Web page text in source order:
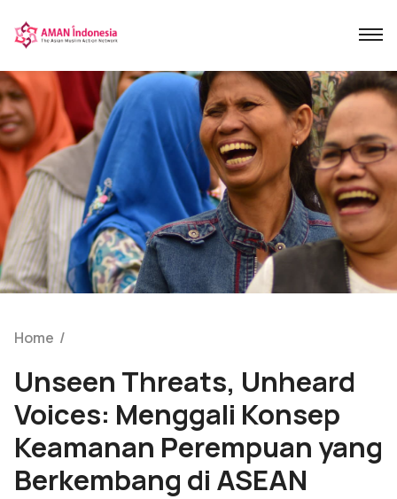
Home /
Unseen Threats, Unheard
Voices: Menggali Konsep
Keamanan Perempuan yang
Berkembang di ASEAN